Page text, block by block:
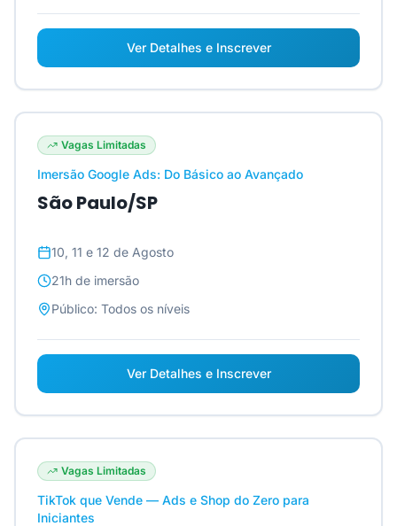
Ver Detalhes e Inscrever
Vagas Limitadas
Imersão Google Ads: Do Básico ao Avançado
São Paulo/SP
10, 11 e 12 de Agosto
21h de imersão
Público: Todos os níveis
Ver Detalhes e Inscrever
Vagas Limitadas
TikTok que Vende — Ads e Shop do Zero para
Iniciantes